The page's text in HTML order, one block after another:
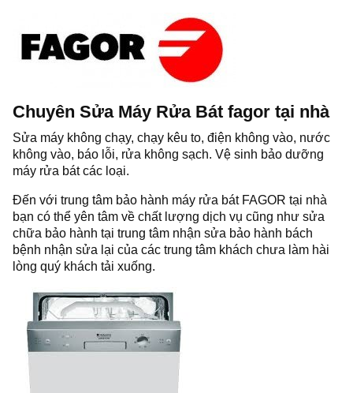
Chuyên Sửa Máy Rửa Bát fagor tại nhà
Sửa máy không chạy, chạy kêu to, điện không vào, nước
không vào, báo lỗi, rửa không sạch. Vệ sinh bảo dưỡng
máy rửa bát các loại.
Đến với trung tâm bảo hành máy rửa bát FAGOR tại nhà
bạn có thể yên tâm về chất lượng dịch vụ cũng như sửa
chữa bảo hành tại trung tâm nhận sửa bảo hành bách
bệnh nhận sửa lại của các trung tâm khách chưa làm hài
lòng quý khách tải xuống.